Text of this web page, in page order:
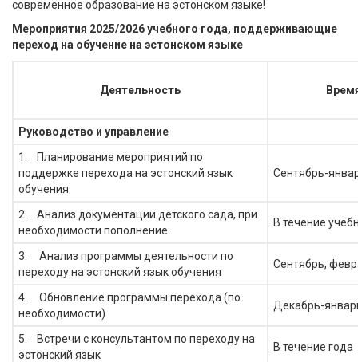
современное образование на эстонском языке!
Мероприятия 2025/2026 учебного года, поддерживающие
переход на обучение на эстонском языке
Деятельность
Руководство и управление
1. Планирование мероприятий по
поддержке перехода на эстонский язык
обучения.
Сентябрь-
2. Анализ документации детского сада, при
необходимости пополнение.
В течение
3. Анализ программы деятельности по
переходу на эстонский язык обучения
Сентябрь,
4. Обновление программы перехода (по
необходимости)
Декабрь-
5. Встречи с консультантом по переходу на
эстонский язык
В течение года